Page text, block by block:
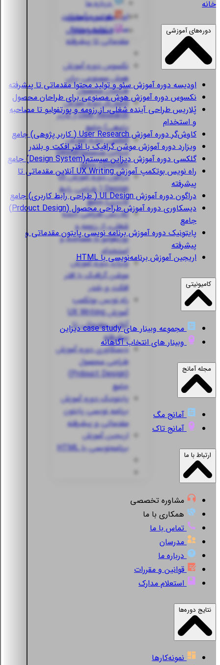
اودیسهدوره آموزش
سئو و تولید محتوا
مقدماتی تا پیشرفته
نکسوسدوره آموزش
هوش مصنوعی برای
طراحان محصول
کاوش‌گردوره آموزش
User Research ( کاربر
پژوهی) جامع
گلکسیدوره آموزش
دیزاین سیستم(Design
System) جامع
دراگون
دوره آموزش UI
Design ( طراحی رابط
کاربری) جامع
پُلاریسطراحی آینده
شغلی، از رزومه و
پورتفولیو تا مصاحبه و
استخدام
ویزارددوره آموزش
موشن گرافیک با افتر
افکت و بلندر
راه نویسبوتکمپ
آموزش UX Writing
آنلاین مقدماتی تا
پیشرفته
دیسکاوریدوره آموزش
طراحی محصول
جامع
پایتونیکدوره آموزش
برنامه نویسی پایتون
مقدماتی و پیشرفته
اریجینآموزش
برنامه‌نویسی با HTML
درباره ما
قوانین و مقررات
استعلام مدارک
خانه
دوره‌های آموزشی
اودیسهدوره آموزش سئو و تولید محتوا مقدماتی تا پیشرفته
نکسوسدوره آموزش هوش مصنوعی برای طراحان محصول
پُلاریسطراحی آینده شغلی، از رزومه و پورتفولیو تا مصاحبه
و استخدام
کاوش‌گردوره آموزش User Research ( کاربر پژوهی) جامع
ویزارددوره آموزش موشن گرافیک با افتر افکت و بلندر
گلکسیدوره آموزش دیزاین سیستم(Design System) جامع
راه نویس
بوتکمپ آموزش UX Writing آنلاین مقدماتی تا
پیشرفته
دراگوندوره آموزش UI Design ( طراحی رابط کاربری) جامع
دیسکاوری
دوره آموزش طراحی محصول (Prdouct Design)
جامع
پایتونیکدوره آموزش برنامه نویسی پایتون مقدماتی و
پیشرفته
اریجینآموزش برنامه‌نویسی با HTML
کامیونیتی
مجموعه وبینار های case study دیزاین
وبینار های انتخاب آگاهانه
مجله آمانج
آمانج مگ
آمانج تاک
ارتباط با ما
مشاوره تخصصی
همکاری با ما
تماس با ما
مدرسان
درباره ما
قوانین و مقررات
استعلام مدارک
نتایج دوره‌ها
نمونه‌کارها